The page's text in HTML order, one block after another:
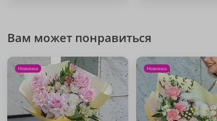
Вам может понравиться
Новинка Новинка